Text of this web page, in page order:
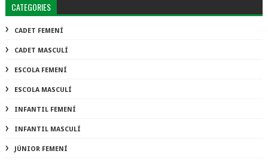
CATEGORIES
CADET FEMENÍ
CADET MASCULÍ
ESCOLA FEMENÍ
ESCOLA MASCULÍ
INFANTIL FEMENÍ
INFANTIL MASCULÍ
JÚNIOR FEMENÍ